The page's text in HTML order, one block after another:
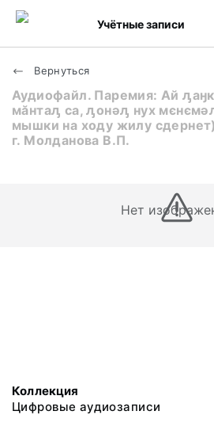
Учётные записи
Вернуться
Аудиофайл. Паремия: Ай
мӑнтаԓ са, ԓонәԓ нух
мышки на ходу жилу
г. Молданова В.П.
Нет
Коллекция
Цифровые аудиозаписи